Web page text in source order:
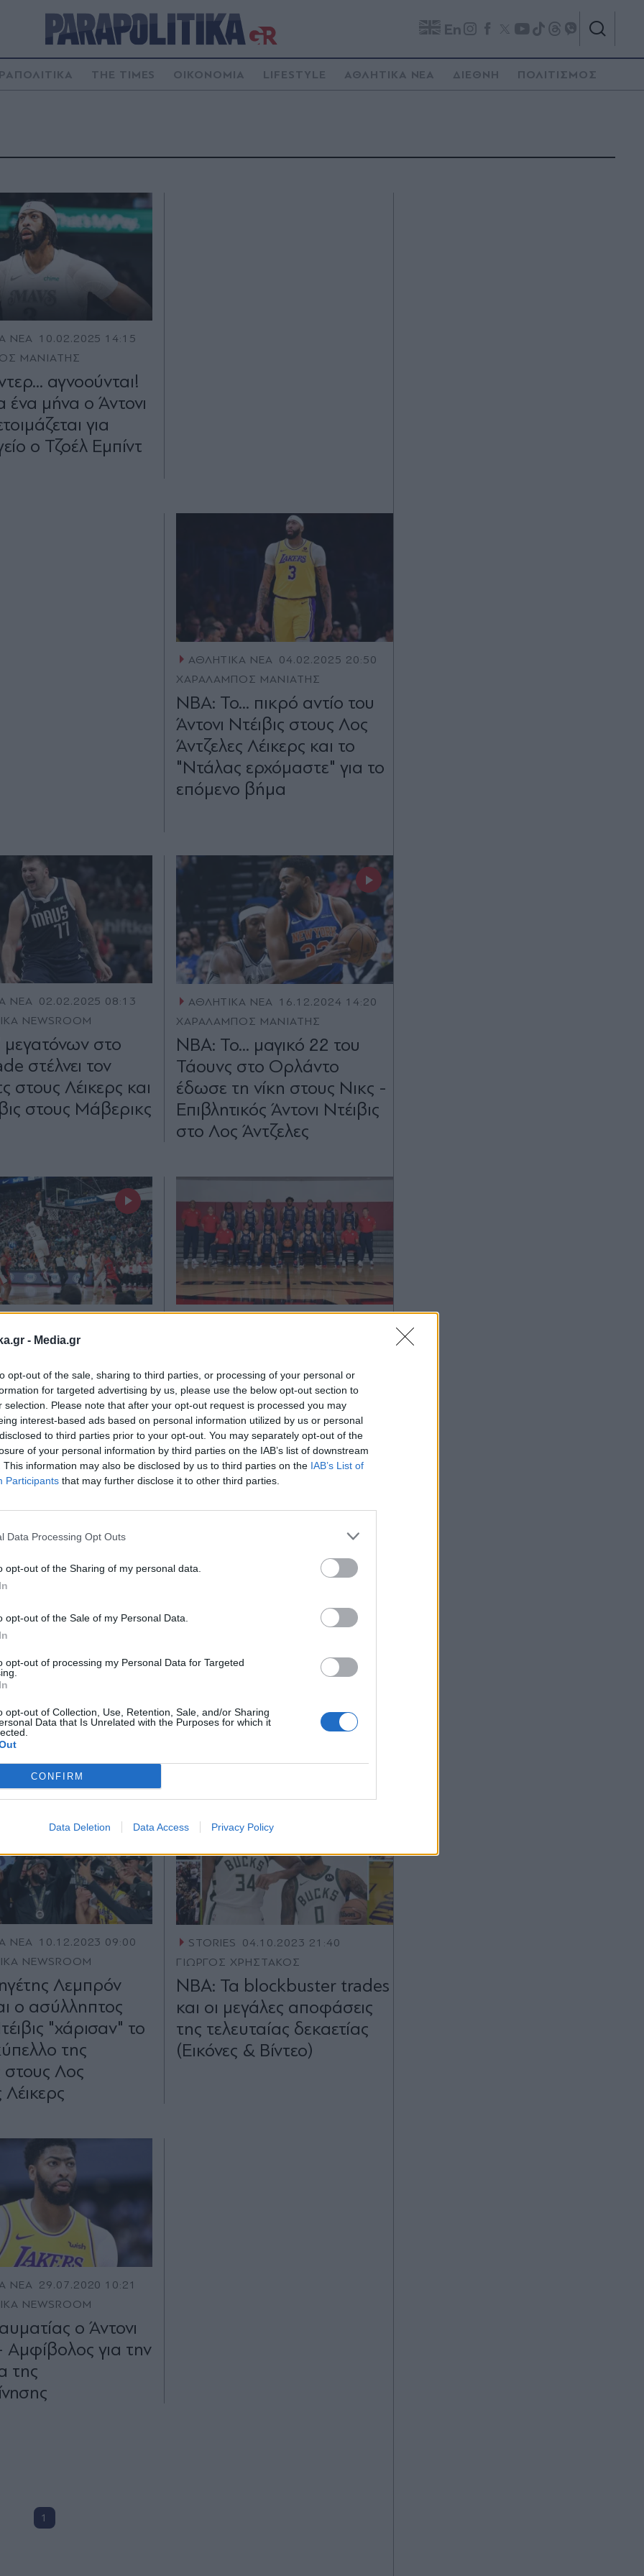
- Media.gr
opt-out of the sale, sharing to third parties, or processing of your personal or
for targeted advertising by us, please use the below opt-out section to
selection. Please note that after your opt-out request is processed you may
interest-based ads based on personal information utilized by us or personal
to third parties prior to your opt-out. You may separately opt-out of the
of your personal information by third parties on the IAB’s list of downstream
This information may also be disclosed by us to third parties on the IAB’s List of
Participants that may further disclose it to other third parties.
Data Processing Opt Outs
opt-out of the Sharing of my personal data.
opt-out of the Sale of my Personal Data.
opt-out of processing my Personal Data for Targeted
opt-out of Collection, Use, Retention, Sale, and/or Sharing
Data that Is Unrelated with the Purposes for which it
CONFIRM
Data Deletion Data Access Privacy Policy
En
THE TIMES ΟΙΚΟΝΟΜΙΑ LIFESTYLE ΑΘΛΗΤΙΚΑ ΝΕΑ ΔΙΕΘΝΗ ΠΟΛΙΤΙΣΜΟΣ
ΝΕΑ 10.02.2025 14:15
ΜΑΝΙΑΤΗΣ
αγνοούνται!
ένα μήνα ο Άντονι
για
ο Τζοέλ Εμπίντ
ΑΘΛΗΤΙΚΑ ΝΕΑ 04.02.2025 20:50
ΧΑΡΑΛΑΜΠΟΣ ΜΑΝΙΑΤΗΣ
ΝΒΑ: Το... πικρό αντίο του
Άντονι Ντέιβις στους Λος
Άντζελες Λέικερς και το
"Ντάλας ερχόμαστε" για το
επόμενο βήμα
ΝΕΑ 02.02.2025 08:13
NEWSROOM
στο
στέλνει τον
στους Λέικερς και
στους Μάβερικς
ΑΘΛΗΤΙΚΑ ΝΕΑ 16.12.2024 14:20
ΧΑΡΑΛΑΜΠΟΣ ΜΑΝΙΑΤΗΣ
NBA: Το... μαγικό 22 του
Τάουνς στο Ορλάντο
έδωσε τη νίκη στους Νικς -
Επιβλητικός Άντονι Ντέιβις
στο Λος Άντζελες
της USA...
τoν αντίπαλο της
Αγώνων!
Αυτή είναι η πυραυλοκίνητη
12άδα των ΗΠΑ
ΝΕΑ
ΜΑΝΙΑΤΗΣ
στη Βοστώνη
"μισούς" Λέικερς -
και νίκη για
ΧΑΡΑΛΑΜΠΟΣ ΜΑΝΙΑΤΗΣ
Λέικερς - Σπουδαία νίκη με
buzzer beater του Μάρεϊ
ΝΕΑ 10.12.2023 09:00
NEWSROOM
Λεμπρόν
ο ασύλληπτος
"χάρισαν" το
της
στους Λος
Λέικερς
STORIES
04.10.2023 21:40
ΓΙΩΡΓΟΣ ΧΡΗΣΤΑΚΟΣ
NBA: Τα blockbuster trades
και οι μεγάλες αποφάσεις
της τελευταίας δεκαετίας
(Εικόνες & Βίντεο)
ΝΕΑ
29.07.2020 10:21
NEWSROOM
ο Άντονι
Αμφίβολος για την
της
1
newsletter
Αποδέχομαι τουςόρους χρήσης